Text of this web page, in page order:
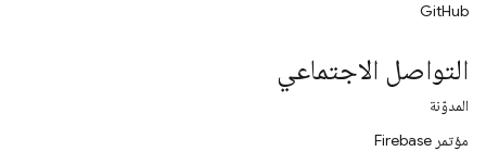
GitHub
التواصل الاجتماعي
المدوّنة
مؤتمر Firebase